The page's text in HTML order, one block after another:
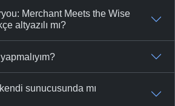
Merchant Meets the Wise
altyazılı mı?
sunucusunda mı